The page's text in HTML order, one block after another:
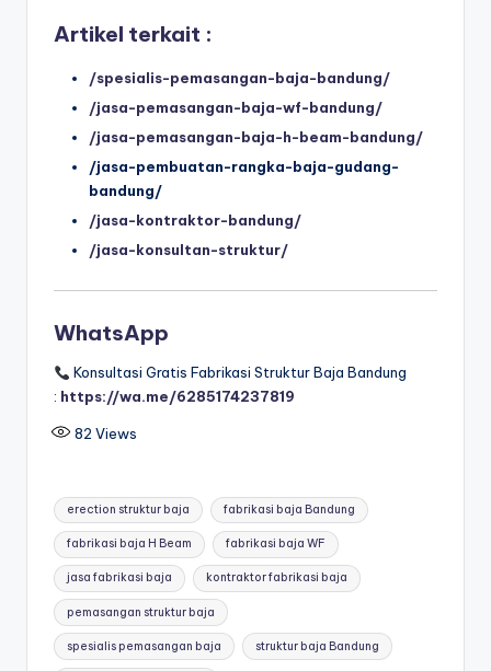
Artikel terkait :
/spesialis-pemasangan-baja-bandung/
/jasa-pemasangan-baja-wf-bandung/
/jasa-pemasangan-baja-h-beam-bandung/
/jasa-pembuatan-rangka-baja-gudang-
bandung/
/jasa-kontraktor-bandung/
/jasa-konsultan-struktur/
WhatsApp
Konsultasi Gratis Fabrikasi Struktur Baja Bandung
: https://wa.me/6285174237819
82 Views
erection struktur baja fabrikasi baja Bandung
fabrikasi baja H Beam fabrikasi baja WF
jasa fabrikasi baja kontraktor fabrikasi baja
pemasangan struktur baja
spesialis pemasangan baja struktur baja Bandung